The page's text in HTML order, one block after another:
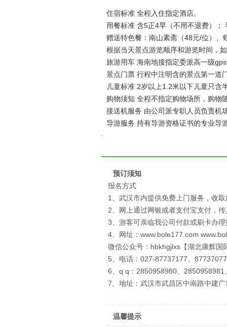
住宿标准 全程入住指定酒店。
用餐标准 含5正4早（不用不退费）
赠送特色餐：南山素斋（48元/位）、
根据当天景点游览顺序和游览时间，
旅游用车 海南地接指定委派高一级
景点门票 行程中注明含的景点第一道
儿童标准 2岁以上1.2米以下儿童只含
购物须知 全程不指定购物场所，购物
接送机服务 由公司派专职人员负责机
导游服务 持有导游资格证书的专业导
预订须知
报名方式
1、武汉市内提供免费上门服务，收
2、网上通过网银或者支付宝支付，
3、游客可亲临我公司付款或刷卡办
4、网址：www.bole177.com
微信公众号：hbkhgjlxs【湖北康辉国
5、电话：027-87737177、
6、q q：2850958980、
7、地址：武汉市武昌区中南路中建
温馨提示